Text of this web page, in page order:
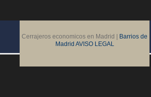
Cerrajeros economicos en Madrid |
Barrios de
Madrid AVISO LEGAL